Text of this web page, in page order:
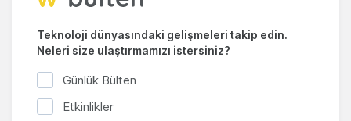
Teknoloji dünyasındaki gelişmeleri takip edin.
Neleri size ulaştırmamızı istersiniz?
Günlük Bülten
Etkinlikler